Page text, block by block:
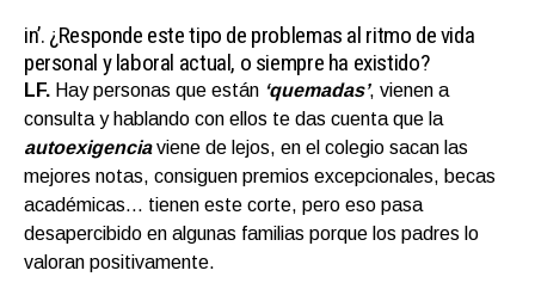
in’. ¿Responde este tipo de problemas al ritmo de vida
personal y laboral actual, o siempre ha existido?
LF. Hay personas que están ‘quemadas’, vienen a
consulta y hablando con ellos te das cuenta que la
autoexigenciaviene de lejos, en el colegio sacan las
mejores notas, consiguen premios excepcionales, becas
académicas… tienen este corte, pero eso pasa
desapercibido en algunas familias porque los padres lo
valoran positivamente.